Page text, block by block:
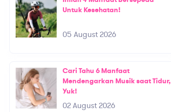
Untuk Kesehatan!
05 August 2026
Cari Tahu 6 Manfaat
Mendengarkan Musik saat Tidur,
Yuk!
02 August 2026